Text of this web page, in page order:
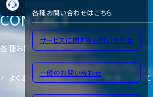
各種お問い合わせはこちら
サービスに関するお問い合わせ
一般のお問い合わせ
CONTACT
各種お問い合わせ
よくあるご質問 サイトのご利用について